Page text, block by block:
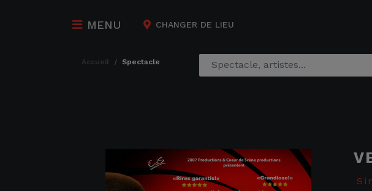
MENU CHANGER DE LIEU
accueil spectacle